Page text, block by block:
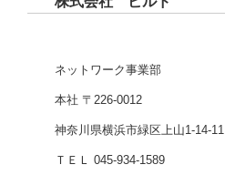
ネットワーク事業部
本社 〒226-0012
神奈川県横浜市緑区上山1-14-11
ＴＥＬ 045-934-1589